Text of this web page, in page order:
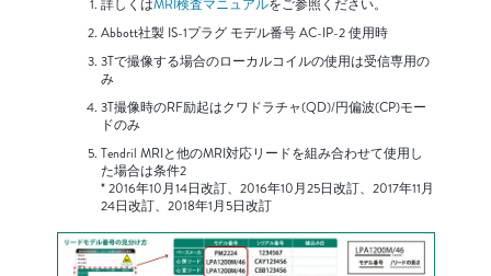
詳しくはMRI検査マニュアルをご参照ください。
Abbott社製 IS-1プラグ モデル番号 AC-IP-2 使用時
3Tで撮像する場合のローカルコイルの使用は受信専用の
み
3T撮像時のRF励起はクワドラチャ(QD)/円偏波(CP)モー
ドのみ
Tendril MRIと他のMRI対応リードを組み合わせて使用し
た場合は条件2
* 2016年10月14日改訂、2016年10月25日改訂、2017年11月
24日改訂、2018年1月5日改訂